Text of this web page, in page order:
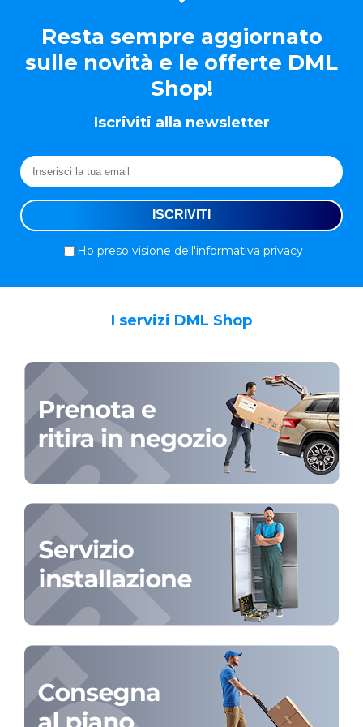
Resta sempre aggiornato
sulle novità e le offerte DML
Shop!
Iscriviti alla newsletter
Ho preso visione dell'informativa privacy
I servizi DML Shop